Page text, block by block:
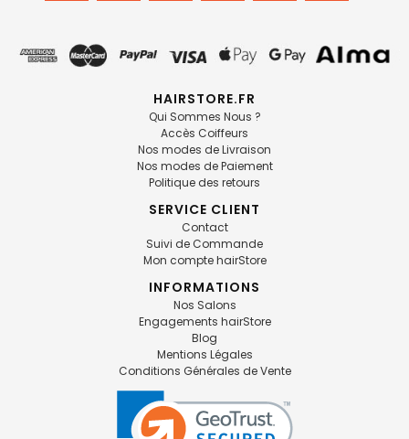
HAIRSTORE.FR
Qui Sommes Nous ?
Accès Coiffeurs
Nos modes de Livraison
Nos modes de Paiement
Politique des retours
SERVICE CLIENT
Contact
Suivi de Commande
Mon compte hairStore
INFORMATIONS
Nos Salons
Engagements hairStore
Blog
Mentions Légales
Conditions Générales de Vente